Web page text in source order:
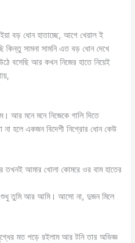
বড় ধোন হাতাচ্ছে, আগে খেয়াল ই
সামনা সামনি এত বড় ধোন দেখে
বসেছি আর কখন নিজের হাতে নিয়েই
আর মনে মনে নিজেকে গালি দিতে
না হলে একজন বিদেশী নিগ্রোর ধোন কেউ
তখনই আমার খোলা কোমরে ওর বাম হাতের
শুধু তুমি আর আমি। আসো না, দুজন মিলে
মত পড়ে রইলাম আর টনি তার অভিজ্ঞ